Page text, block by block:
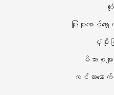
ထုံး
ပြုစုစောင့်ရှ
ပံ့ပိုး
မိသားစုမ
ကင်ဆာနေ